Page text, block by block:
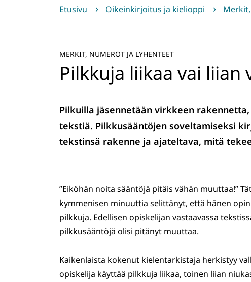
Etusivu
Oikeinkirjoitus ja kielioppi
MERKIT, NUMEROT JA LYHENTEET
Pilkkuja liikaa vai liian
Pilkuilla jäsennetään virkkeen
tekstiä. Pilkkusääntöjen soveltamiseksi
tekstinsä rakenne ja ajateltava, mitä
”Eiköhän noita sääntöjä pitäis vähän muuttaa!”
kymmenisen minuuttia selittänyt, että hänen
pilkkuja. Edellisen opiskelijan vastaavassa
pilkkusääntöjä olisi pitänyt muuttaa.
Kaikenlaista kokenut kielentarkistaja herkistyy
opiskelija käyttää pilkkuja liikaa, toinen liian